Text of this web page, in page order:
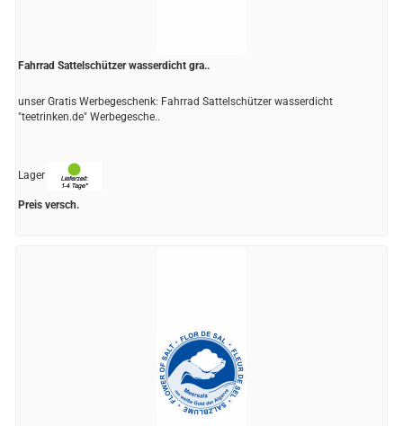
Fahrrad Sattelschützer wasserdicht gra..
unser Gratis Werbegeschenk: Fahrrad Sattelschützer wasserdicht
"teetrinken.de" Werbegesche..
Lager
Preis versch.